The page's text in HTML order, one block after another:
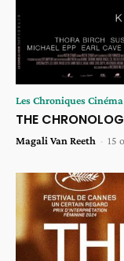
Les Chroniques Cinéma
THE
Magali Van Reeth - 15